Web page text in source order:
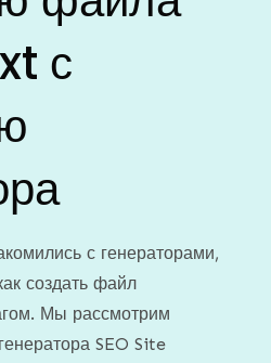
с
с генераторами,
создать файл
Мы рассмотрим
SEO Site